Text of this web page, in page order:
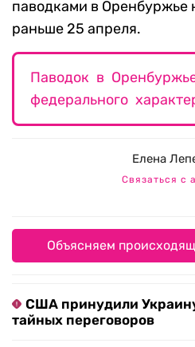
паводками в Оренбуржье
раньше 25 апреля.
Паводок в
федерального
Елена
Связаться с
Объясняем
США принудили
тайных переговоров